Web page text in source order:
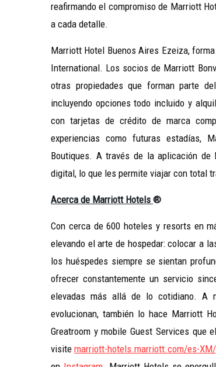
reafirmando el compromiso de Marriott
a cada detalle.
Marriott Hotel Buenos Aires Ezeiza,
International. Los socios de Marriott
otras propiedades que forman parte
incluyendo opciones todo incluido y
con tarjetas de crédito de marca
experiencias como futuras estadías,
Boutiques. A través de la aplicación de
digital, lo que les permite viajar con total
Acerca de Marriott Hotels ®
Con cerca de 600 hoteles y resorts en
elevando el arte de hospedar: colocar a
los huéspedes siempre se sientan
ofrecer constantemente un servicio
elevadas más allá de lo cotidiano. A
evolucionan, también lo hace Marriott
Greatroom y mobile Guest Services que
visitemarriott-hotels.marriott.com/es-XM/